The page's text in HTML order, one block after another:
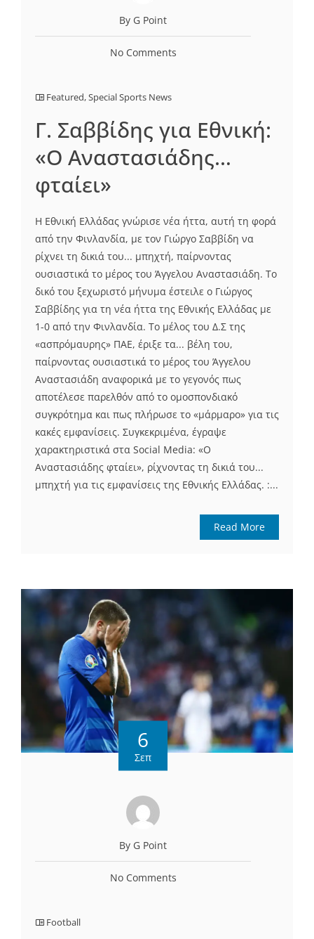
By G Point
No Comments
Featured,Special Sports News
Γ. Σαββίδης για Εθνική:
«Ο Αναστασιάδης…
φταίει»
H Eθνική Ελλάδας γνώρισε νέα ήττα, αυτή τη φορά
από την Φινλανδία, με τον Γιώργο Σαββίδη να
ρίχνει τη δικιά του... μπηχτή, παίρνοντας
ουσιαστικά το μέρος του Άγγελου Αναστασιάδη. Το
δικό του ξεχωριστό μήνυμα έστειλε ο Γιώργος
Σαββίδης για τη νέα ήττα της Εθνικής Ελλάδας με
1-0 από την Φινλανδία. Το μέλος του Δ.Σ της
«ασπρόμαυρης» ΠΑΕ, έριξε τα... βέλη του,
παίρνοντας ουσιαστικά το μέρος του Άγγελου
Αναστασιάδη αναφορικά με το γεγονός πως
αποτέλεσε παρελθόν από το ομοσπονδιακό
συγκρότημα και πως πλήρωσε το «μάρμαρο» για τις
κακές εμφανίσεις. Συγκεκριμένα, έγραψε
χαρακτηριστικά στα Social Media: «Ο
Αναστασιάδης φταίει», ρίχνοντας τη δικιά του...
μπηχτή για τις εμφανίσεις της Εθνικής Ελλάδας. :...
Read More
6
Σεπ
By G Point
No Comments
Football